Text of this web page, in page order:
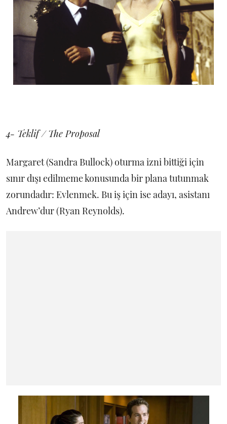
4- Teklif / The Proposal
Margaret (Sandra Bullock) oturma izni bittiği için
sınır dışı edilmeme konusunda bir plana tutunmak
zorundadır: Evlenmek. Bu iş için ise adayı, asistanı
Andrew’dur (Ryan Reynolds).